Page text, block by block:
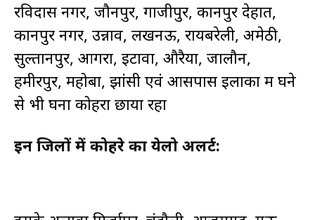
रविदास नगर, जौनपुर, गाजीपुर, कानपुर देहात,
कानपुर नगर, उन्नाव, लखनऊ, रायबरेली, अमेठी,
सुल्तानपुर, आगरा, इटावा, औरैया, जालौन,
हमीरपुर, महोबा, झांसी एवं आसपास इलाकों में घने
से भी घना कोहरा छाया रहा
इन जिलों में कोहरे का येलो अलर्ट: